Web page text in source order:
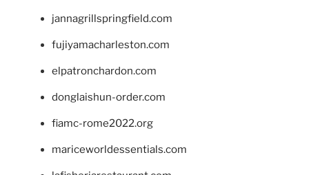
jannagrillspringfield.com
fujiyamacharleston.com
elpatronchardon.com
donglaishun-order.com
fiamc-rome2022.org
mariceworldessentials.com